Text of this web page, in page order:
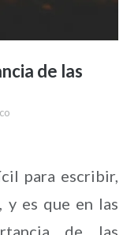
de las
para escribir,
y es que en las
de las